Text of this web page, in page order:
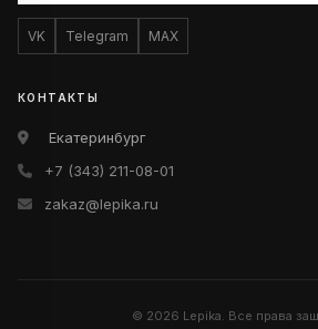
VK Telegram MAX
КОНТАКТЫ
Екатеринбург
+7 (343) 211-08-01
zakaz@lepika.ru
© 2026 Lepika. Все права